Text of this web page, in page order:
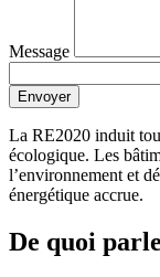
Message
Envoyer
La RE2020 induit
écologique. Les
l’environnement et
énergétique accrue.
De quoi